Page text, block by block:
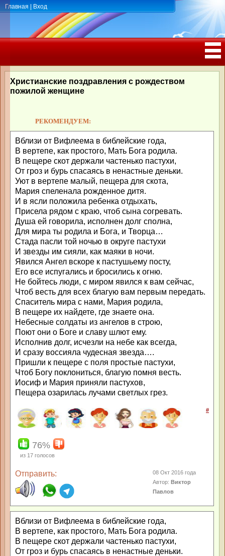
Главная Вход
РОЖДЕНИЯ, ЮБИЛЕЕМ
Христианские поздравления с рождеством
пожилой женщине
РЕКОМЕНДУЕМ:
Вблизи от Вифлеема в библейские года,
В вертепе, как простого, Мать Бога родила.
В пещере скот держали частенько пастухи,
От гроз и бурь спасаясь в ненастные деньки.
Уют в вертепе малый, пещера для скота,
Мария спеленала рожденное дитя.
И в ясли положила ребенка отдыхать,
Присела рядом с краю, чтоб сына согревать.
Душа ей говорила, исполнен долг сполна,
Для мира ты родила и Бога, и Творца…
Стада пасли той ночью в округе пастухи
И звезды им сияли, как маяки в ночи.
Явился Ангел вскоре к пастушьему посту,
Его все испугались и бросились к огню.
Не бойтесь люди, с миром явился к вам сейчас,
Чтоб весть для всех благую вам первым передать.
Спаситель мира с нами, Мария родила,
В пещере их найдете, где знаете она.
Небесные солдаты из ангелов в строю,
Поют они о Боге и славу шлют ему.
Исполнив долг, исчезли на небе как всегда,
И сразу воссияла чудесная звезда….
Пришли к пещере с поля простые пастухи,
Чтоб Богу поклониться, благую помня весть.
Иосиф и Мария приняли пастухов,
Пещера озарилась лучами светлых грез.
#
76%
из 17 голосов
Отправить:
08 Окт 2016 года
Автор:Виктор
Павлов
Вблизи от Вифлеема в библейские года,
В вертепе, как простого, Мать Бога родила.
В пещере скот держали частенько пастухи,
От гроз и бурь спасаясь в ненастные деньки.